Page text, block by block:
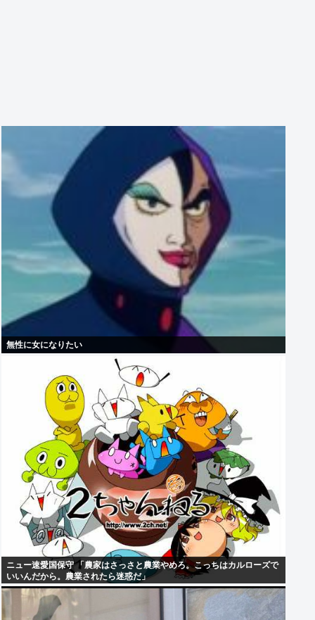
無性に女になりたい
ニュー速愛国保守 「農家はさっさと農業やめろ。こっちはカルローズで
いいんだから。農業されたら迷惑だ」